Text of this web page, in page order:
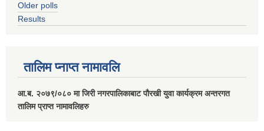
Older polls
Results
तालिम प्नाप्त नामावलि
आ.ब. २०७९/०८० मा जिरी नगरपालिकाबाट पौरखी युवा कार्यक्रम अन्तरगत
तालिम प्राप्त नामावलिहरु